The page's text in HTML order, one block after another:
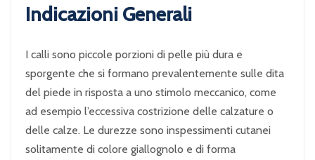
Indicazioni Generali
I calli sono piccole porzioni di pelle più dura e
sporgente che si formano prevalentemente sulle dita
del piede in risposta a uno stimolo meccanico, come
ad esempio l’eccessiva costrizione delle calzature o
delle calze. Le durezze sono inspessimenti cutanei
solitamente di colore giallognolo e di forma